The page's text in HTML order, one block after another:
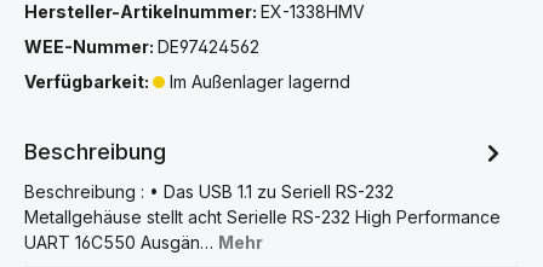
Hersteller-Artikelnummer: EX-1338HMV
WEE-Nummer: DE97424562
Verfügbarkeit:
Im Außenlager lagernd
Beschreibung
Beschreibung : • Das USB 1.1 zu Seriell RS-232
Metallgehäuse stellt acht Serielle RS-232 High Performance
UART 16C550 Ausgän… Mehr